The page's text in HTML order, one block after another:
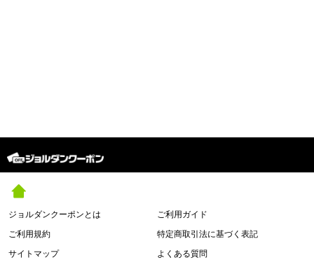
ジョルダンクーポンとは
ご利用ガイド
ご利用規約
特定商取引法に基づく表記
サイトマップ
よくある質問